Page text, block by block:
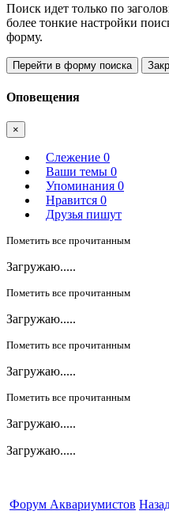
Поиск идет только по
более тонкие настройки
форму.
Перейти в форму поиска
Оповещения
×
Слежение 0
Ваши темы 0
Упоминания 0
Нравится 0
Друзья пишут
Пометить все прочитанным
Загружаю.....
Пометить все прочитанным
Загружаю.....
Пометить все прочитанным
Загружаю.....
Пометить все прочитанным
Загружаю.....
Загружаю.....
Форум Аквариумистов